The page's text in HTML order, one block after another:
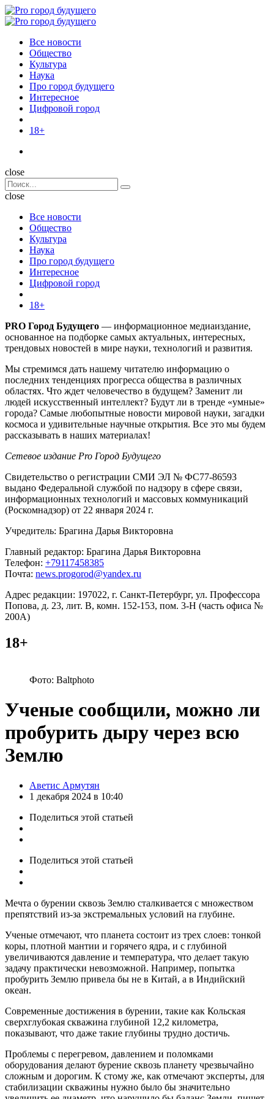
Menu
Поиск
Menu
Pro
Все новости
Общество
Культура
Наука
Про город будущего
Интересное
Цифровой город
18+
Поиск
close
Search
for:
Поиск
close
Все новости
Общество
Культура
Наука
Про город будущего
Интересное
Цифровой город
18+
PRO Город Будущего — информационное медиаиздание,
основанное на подборке самых актуальных, интересных,
трендовых новостей в мире науки, технологий и развития.
Мы стремимся дать нашему читателю информацию о
последних тенденциях прогресса общества в различных
областях. Что ждет человечество в будущем? Заменит ли
людей искусственный интеллект? Будут ли в тренде «умные»
города? Самые любопытные новости мировой науки, загадки
космоса и удивительные научные открытия. Все это мы будем
рассказывать в наших материалах!
Сетевое издание Pro Город Будущего
Свидетельство о регистрации СМИ ЭЛ № ФС77-86593
выдано Федеральной службой по надзору в сфере связи,
информационных технологий и массовых коммуникаций
(Роскомнадзор) от 22 января 2024 г.
Учредитель: Брагина Дарья Викторовна
Главный редактор: Брагина Дарья Викторовна
Телефон: +79117458385
Почта: news.progorod@yandex.ru
Адрес редакции: 197022, г. Санкт-Петербург, ул. Профессора
Попова, д. 23, лит. В, комн. 152-153, пом. 3-Н (часть офиса №
200А)
18+
Фото: Baltphoto
Ученые сообщили, можно ли
пробурить дыру через всю
Землю
Posted
by
Аветис Армутян
1 декабря 2024 в 10:40
Поделиться этой статьей
Поделиться этой статьей
Мечта о бурении сквозь Землю сталкивается с множеством
препятствий из-за экстремальных условий на глубине.
Ученые отмечают, что планета состоит из трех слоев: тонкой
коры, плотной мантии и горячего ядра, и с глубиной
увеличиваются давление и температура, что делает такую
задачу практически невозможной. Например, попытка
пробурить Землю привела бы не в Китай, а в Индийский
океан.
Современные достижения в бурении, такие как Кольская
сверхглубокая скважина глубиной 12,2 километра,
показывают, что даже такие глубины трудно достичь.
Проблемы с перегревом, давлением и поломками
оборудования делают бурение сквозь планету чрезвычайно
сложным и дорогим. К стому же, как отмечают эксперты, для
стабилизации скважины нужно было бы значительно